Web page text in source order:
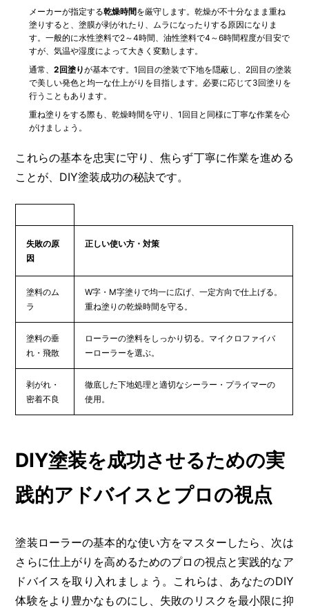
メーカーが指定する乾燥時間を厳守します。乾燥が不十分なまま重ね
塗りすると、塗膜が剥がれたり、ムラになったりする原因になりま
す。一般的に水性塗料で2～4時間、油性塗料で4～6時間程度が目安で
すが、気温や湿度によって大きく変動します。
通常、2回塗りが基本です。1回目の塗装で下地を隠蔽し、2回目の塗装
で美しい発色と均一な仕上がりを目指します。必要に応じて3回塗りを
行うこともあります。
重ね塗りをする際も、乾燥時間を守り、1回目と同様に丁寧な作業を心
がけましょう。
これらの基本を忠実に守り、焦らず丁寧に作業を進める
ことが、DIY塗装成功の秘訣です。
失敗の原
因
正しい使い方・対策
塗料のム
ラ
W字・M字塗りで均一に広げ、一定方向で仕上げる。
重ね塗りの乾燥時間を守る。
塗料の垂
れ・飛散
ローラーの塗料をしっかり切る。マイクロファイバ
ーローラーを選ぶ。
剥がれ・
密着不良
徹底した下地処理と適切なシーラー・プライマーの
使用。
DIY塗装を成功させるための実
践的アドバイスとプロの視点
塗装ローラーの基本的な使い方をマスターしたら、次は
さらに仕上がりを高めるためのプロの視点と実践的なア
ドバイスを取り入れましょう。これらは、あなたのDIY
体験をより豊かなものにし、失敗のリスクを最小限に抑